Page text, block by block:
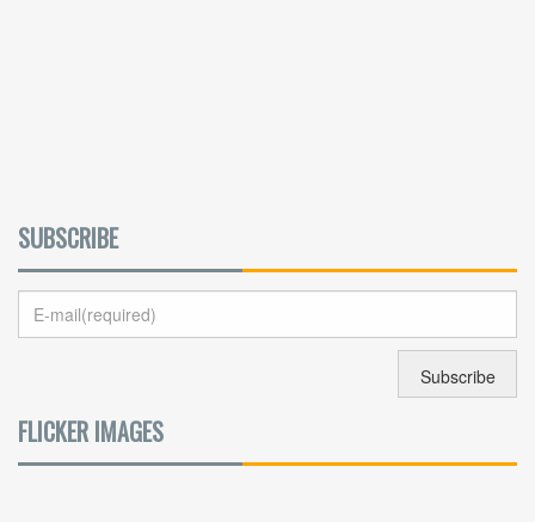
SUBSCRIBE
FLICKER IMAGES